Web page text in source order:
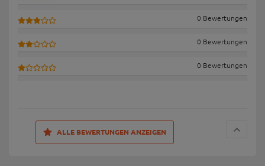
0 Bewertungen
0 Bewertungen
0 Bewertungen
ALLE BEWERTUNGEN ANZEIGEN